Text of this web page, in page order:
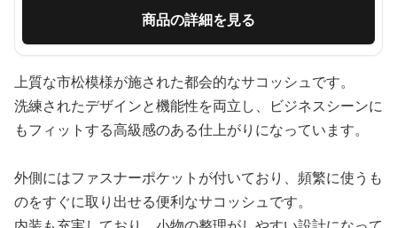
商品の詳細を見る
上質な市松模様が施された都会的なサコッシュです。
洗練されたデザインと機能性を両立し、ビジネスシーンに
もフィットする高級感のある仕上がりになっています。
外側にはファスナーポケットが付いており、頻繁に使うも
のをすぐに取り出せる便利なサコッシュです。